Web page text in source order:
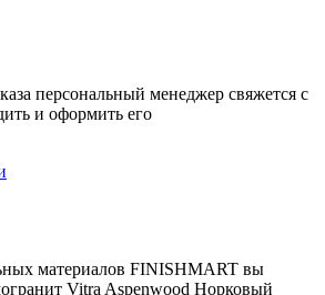
персональный менеджер свяжется с
и оформить его
материалов FINISHMART вы
Vitra Aspenwood Норковый